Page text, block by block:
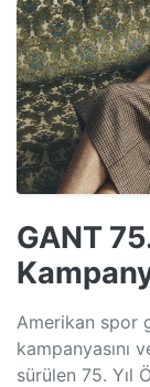
GANT
Amerikan spor
kampanyasını
sürülen 75. Yıl